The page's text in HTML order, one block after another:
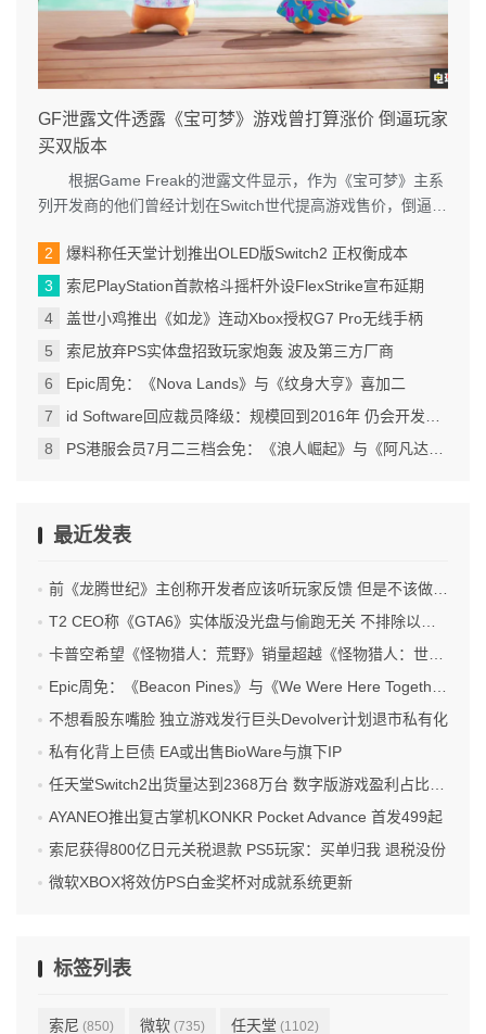
GF泄露文件透露《宝可梦》游戏曾打算涨价 倒逼玩家
买双版本
根据Game Freak的泄露文件显示，作为《宝可梦》主系
列开发商的他们曾经计划在Switch世代提高游戏售价，倒逼玩
爆料称任天堂计划推出OLED版Switch2 正权衡成本
索尼PlayStation首款格斗摇杆外设FlexStrike宣布延期
盖世小鸡推出《如龙》连动Xbox授权G7 Pro无线手柄
索尼放弃PS实体盘招致玩家炮轰 波及第三方厂商
Epic周免：《Nova Lands》与《纹身大亨》喜加二
id Software回应裁员降级：规模回到2016年 仍会开发游戏
PS港服会员7月二三档会免：《浪人崛起》与《阿凡达：潘多拉边境》领衔
最近发表
前《龙腾世纪》主创称开发者应该听玩家反馈 但是不该做参考
T2 CEO称《GTA6》实体版没光盘与偷跑无关 不排除以后出光盘
卡普空希望《怪物猎人：荒野》销量超越《怪物猎人：世界》
Epic周免：《Beacon Pines》与《We Were Here Together》喜加二
不想看股东嘴脸 独立游戏发行巨头Devolver计划退市私有化
私有化背上巨债 EA或出售BioWare与旗下IP
任天堂Switch2出货量达到2368万台 数字版游戏盈利占比过半
AYANEO推出复古掌机KONKR Pocket Advance 首发499起
索尼获得800亿日元关税退款 PS5玩家：买单归我 退税没份
微软XBOX将效仿PS白金奖杯对成就系统更新
标签列表
索尼 (850) 微软 (735) 任天堂 (1102)